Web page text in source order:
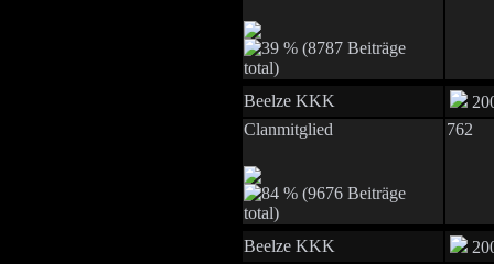
Beelze KKK
Clanmitglied
762
Beelze KKK